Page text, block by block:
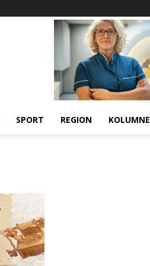
SPORT REGION KOLUMNE